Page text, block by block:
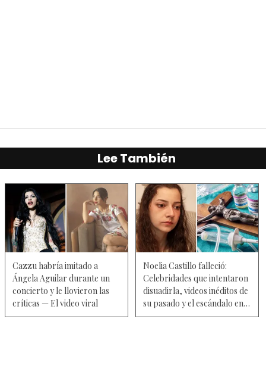
Lee También
Cazzu habría imitado a
Ángela Aguilar durante un
concierto y le llovieron las
críticas — El video viral
Noelia Castillo falleció:
Celebridades que intentaron
disuadirla, videos inéditos de
su pasado y el escándalo en
el hospital